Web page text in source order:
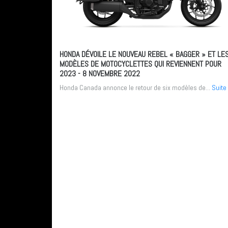
HONDA DÉVOILE LE NOUVEAU REBEL « BAGGER » ET
MODÈLES DE MOTOCYCLETTES QUI REVIENNENT POUR
2023- 8 NOVEMBRE 2022
Honda Canada annonce le retour de six modèles de... Suite